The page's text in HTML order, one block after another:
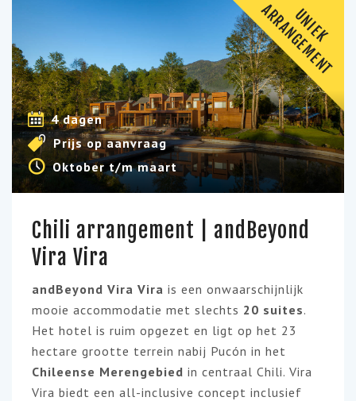
U
N
I
E
K
A
R
R
A
N
G
E
M
E
N
T
4 dagen
Prijs op aanvraag
Oktober t/m maart
Chili arrangement | andBeyond
Vira Vira
andBeyond Vira Vira is een onwaarschijnlijk
mooie accommodatie met slechts 20 suites.
Het hotel is ruim opgezet en ligt op het 23
hectare grootte terrein nabij Pucón in het
Chileense Merengebied in centraal Chili. Vira
Vira biedt een all-inclusive concept inclusief